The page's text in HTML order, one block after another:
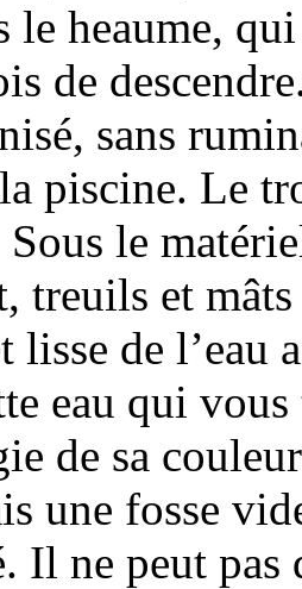
le heaume,
de
sans
piscine. Le
le
treuils et
lisse de l’eau
eau qui
de sa
une fosse
Il ne peut